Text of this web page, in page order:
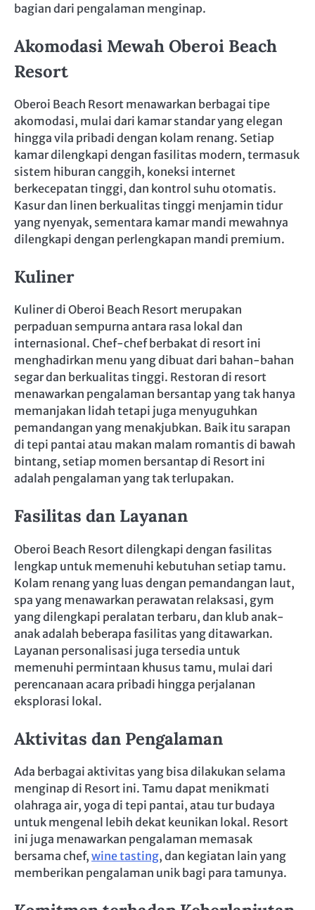
bagian dari pengalaman menginap.
Akomodasi Mewah Oberoi Beach
Resort
Oberoi Beach Resort menawarkan berbagai tipe
akomodasi, mulai dari kamar standar yang elegan
hingga vila pribadi dengan kolam renang. Setiap
kamar dilengkapi dengan fasilitas modern, termasuk
sistem hiburan canggih, koneksi internet
berkecepatan tinggi, dan kontrol suhu otomatis.
Kasur dan linen berkualitas tinggi menjamin tidur
yang nyenyak, sementara kamar mandi mewahnya
dilengkapi dengan perlengkapan mandi premium.
Kuliner
Kuliner di Oberoi Beach Resort merupakan
perpaduan sempurna antara rasa lokal dan
internasional. Chef-chef berbakat di resort ini
menghadirkan menu yang dibuat dari bahan-bahan
segar dan berkualitas tinggi. Restoran di resort
menawarkan pengalaman bersantap yang tak hanya
memanjakan lidah tetapi juga menyuguhkan
pemandangan yang menakjubkan. Baik itu sarapan
di tepi pantai atau makan malam romantis di bawah
bintang, setiap momen bersantap di Resort ini
adalah pengalaman yang tak terlupakan.
Fasilitas dan Layanan
Oberoi Beach Resort dilengkapi dengan fasilitas
lengkap untuk memenuhi kebutuhan setiap tamu.
Kolam renang yang luas dengan pemandangan laut,
spa yang menawarkan perawatan relaksasi, gym
yang dilengkapi peralatan terbaru, dan klub anak-
anak adalah beberapa fasilitas yang ditawarkan.
Layanan personalisasi juga tersedia untuk
memenuhi permintaan khusus tamu, mulai dari
perencanaan acara pribadi hingga perjalanan
eksplorasi lokal.
Aktivitas dan Pengalaman
Ada berbagai aktivitas yang bisa dilakukan selama
menginap di Resort ini. Tamu dapat menikmati
olahraga air, yoga di tepi pantai, atau tur budaya
untuk mengenal lebih dekat keunikan lokal. Resort
ini juga menawarkan pengalaman memasak
bersama chef, wine tasting, dan kegiatan lain yang
memberikan pengalaman unik bagi para tamunya.